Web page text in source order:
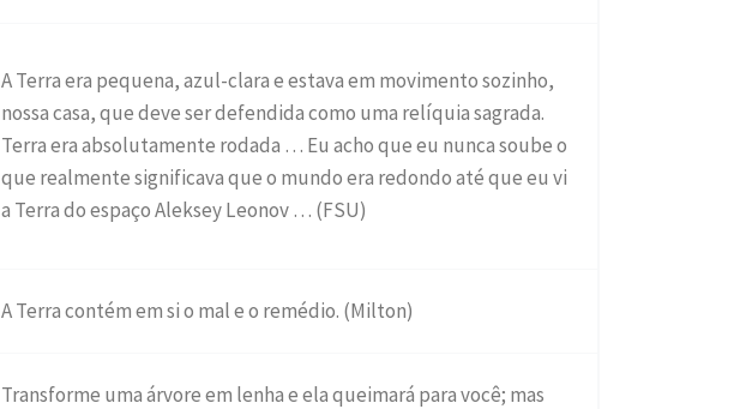
A Terra era pequena, azul-clara e estava em movimento sozinho,
nossa casa, que deve ser defendida como uma relíquia sagrada.
Terra era absolutamente rodada … Eu acho que eu nunca soube o
que realmente significava que o mundo era redondo até que eu vi
a Terra do espaço Aleksey Leonov … (FSU)
A Terra contém em si o mal e o remédio. (Milton)
Transforme uma árvore em lenha e ela queimará para você; mas